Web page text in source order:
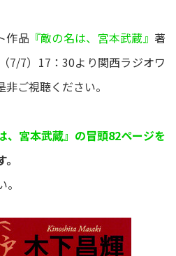
作品 『敵の名は、宮本武蔵』 著
7/7）17：30より関西ラジオワ
ご視聴ください。
、宮本武蔵』の冒頭82ページを